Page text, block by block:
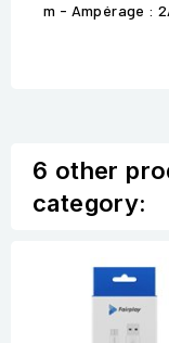
m - Ampérage :
6 other
category: